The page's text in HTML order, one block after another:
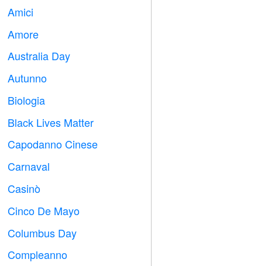
Amici
Amore
Australia Day
Autunno
Biologia
Black Lives Matter
Capodanno Cinese
Carnaval
Casinò
Cinco De Mayo
Columbus Day
Compleanno